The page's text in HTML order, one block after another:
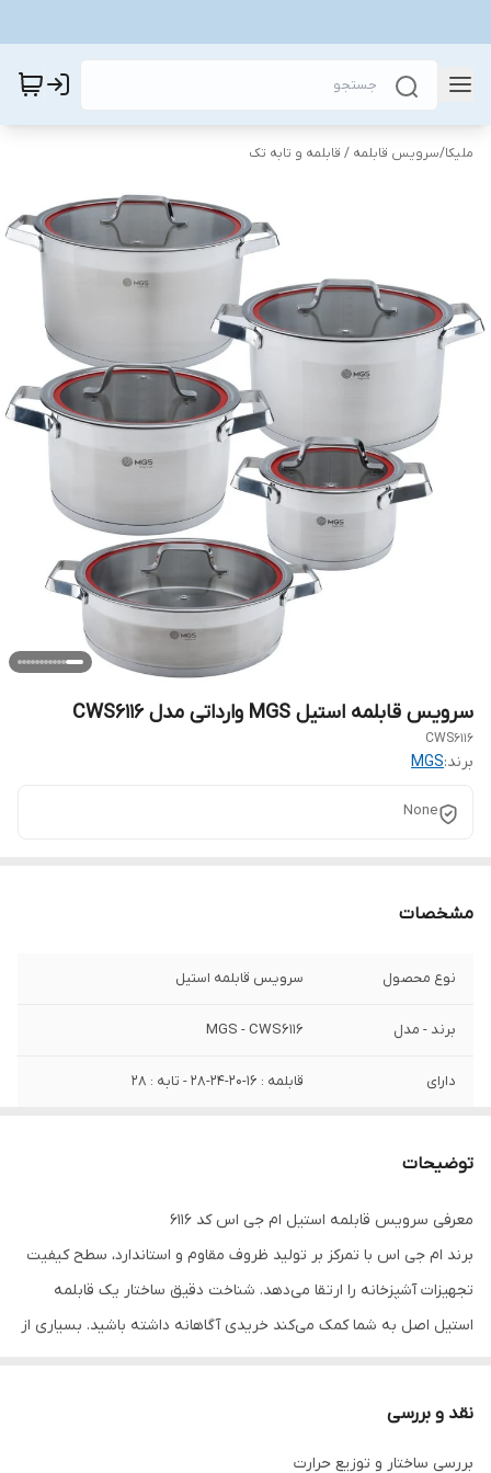
ملیکا/سرویس قابلمه / قابلمه و تابه تک
سرویس قابلمه استیل MGS وارداتی مدل CWS6116
CWS6116
برند:MGS
None
مشخصات
نوع محصول سرویس قابلمه استیل
برند - مدل MGS - CWS6116
دارای قابلمه : 16-20-24-28 - تابه : 28
جنس کفه 3 لایه استیل
جنس روکش استیل
توضیحات
معرفی سرویس قابلمه استیل ام جی اس کد ۶۱۱۶
برند ام جی اس با تمرکز بر تولید ظروف مقاوم و استاندارد، سطح کیفیت
تجهیزات آشپزخانه را ارتقا می‌دهد. شناخت دقیق ساختار یک قابلمه
استیل اصل به شما کمک می‌کند خریدی آگاهانه داشته باشید. بسیاری از
می‌بینیم، تاثیر مستقیمی بر دوام و سلامت پخت‌وپز دارد.
نقد و بررسی
بررسی ساختار و توزیع حرارت